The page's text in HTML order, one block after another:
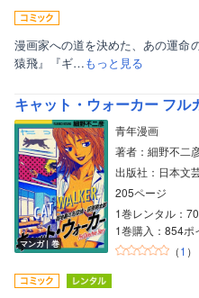
漫画家への道を決めた、あの運命
猿飛』『ギ…もっと見る
キャット・ウォーカー フル
マンガ｜巻
青年漫画
著者：細野不二
出版社：日本文
205ページ
1巻レンタル：
1巻購入：854ポ
（1 ）
美女・美少女